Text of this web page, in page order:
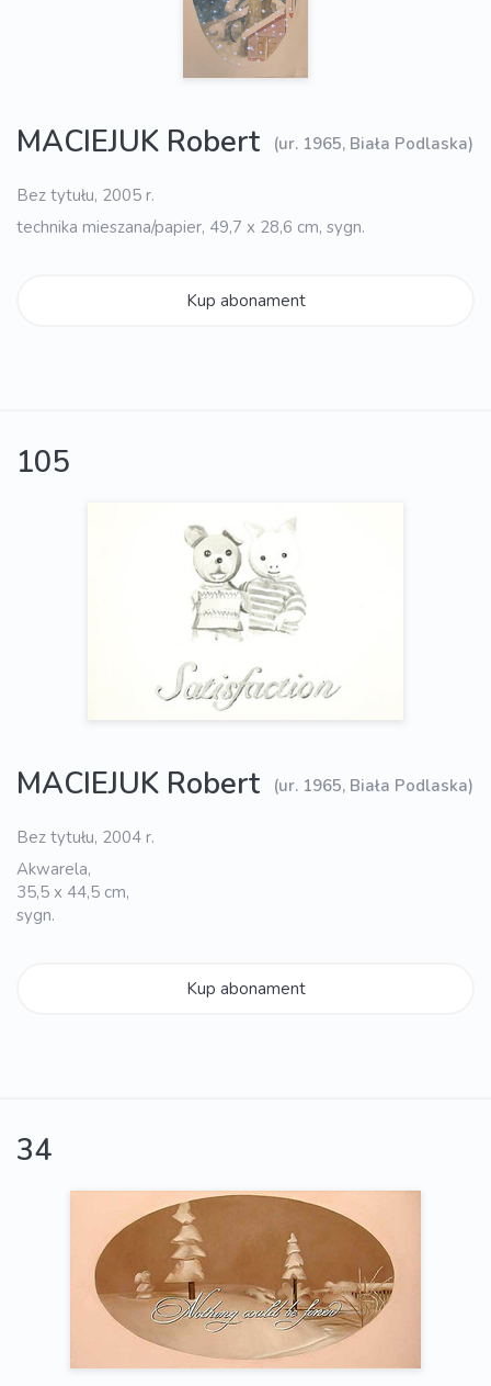
MACIEJUK Robert (ur. 1965, Biała Podlaska)
Bez tytułu, 2005 r.
technika mieszana/papier, 49,7 x 28,6 cm, sygn.
Kup abonament
105
MACIEJUK Robert (ur. 1965, Biała Podlaska)
Bez tytułu, 2004 r.
Akwarela,
35,5 x 44,5 cm,
sygn.
Kup abonament
34